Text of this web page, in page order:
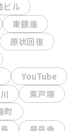
ビル
東銀座
原状回復
YouTube
東戸塚
町